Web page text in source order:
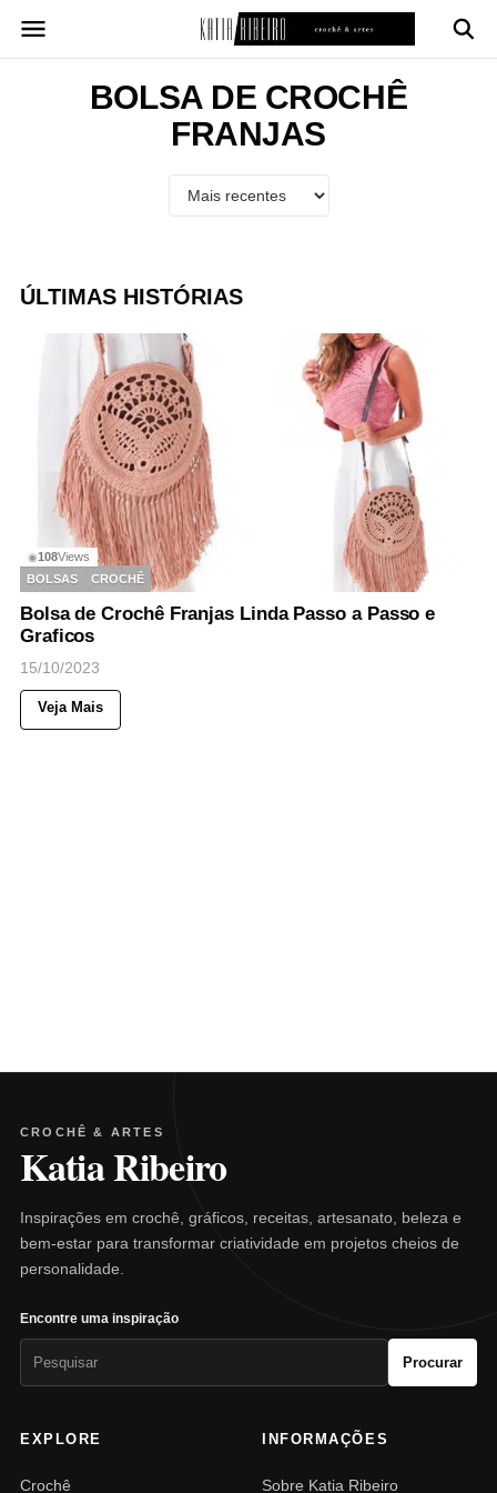
para
BOLSA DE CROCHÊ
FRANJAS
ÚLTIMAS HISTÓRIAS
◉108Views
BOLSAS
CROCHÊ
Bolsa de Crochê Franjas Linda Passo a Passo e
Graficos
15/10/2023
Veja Mais
CROCHÊ & ARTES
Katia Ribeiro
Inspirações em crochê, gráficos, receitas, artesanato, beleza e
bem-estar para transformar criatividade em projetos cheios de
personalidade.
Encontre uma inspiração
Procurar
EXPLORE
Crochê
INFORMAÇÕES
Sobre Katia Ribeiro